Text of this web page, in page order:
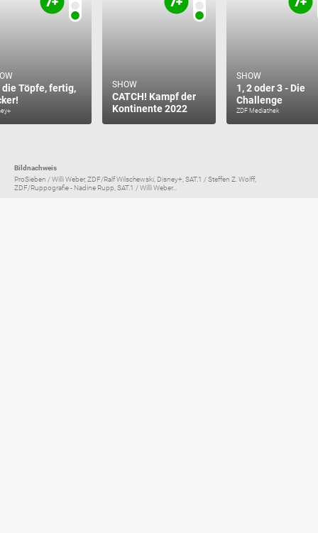
die Töpfe, fertig,
SHOW
CATCH! Kampf der
Kontinente 2022
SHOW
1, 2 oder 3 - Die
Challenge
ZDF Mediathek
Bildnachweis
ProSieben / Willi Weber, ZDF/Ralf Wilschewski, Disney+, SAT.1 / Steffen Z. Wolff,
ZDF/Ruppografie - Nadine Rupp, SAT.1 / Willi Weber...